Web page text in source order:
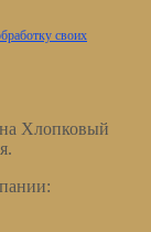
своих
Хлопковый